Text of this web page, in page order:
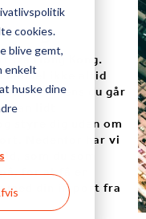
cookies.
blive gemt,
enkelt
huske dine
fra Hong Kong.
handel ikke altid
mens du går
lidt
styre dig uden om
Nedenfor har vi
som du som
for at få en
med din import fra